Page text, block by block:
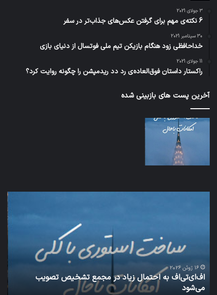
3 جولای 2021
6 نکته‌ی مهم برای گرفتن عکس‌های جذاب‌تر در سفر
30 سپتامبر 2021
خداحافظی زود هنگام بازیکن تیم ملی فوتسال از دنیای بازی
11 جولای 2021
راکستار داستان فوق‌العاده‌ی رد دد ریدمپشن را چگونه روایت کرد؟
آخرین پست های بازبینی شده
تصویب
می‌شود
16 ژوئن 2026
اف‌ای‌تی‌اف به احتمال زیاد در مجمع تشخیص تصویب
می‌شود